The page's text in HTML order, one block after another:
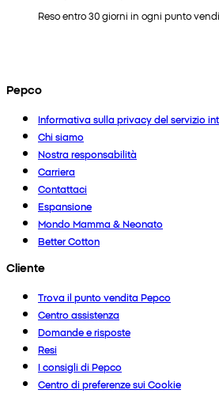
Reso entro 30 giorni in ogni punto
Pepco
Informativa sulla privacy del servizio
Chi siamo
Nostra responsabilità
Carriera
Contattaci
Espansione
Mondo Mamma & Neonato
Better Cotton
Cliente
Trova il punto vendita Pepco
Centro assistenza
Domande e risposte
Resi
I consigli di Pepco
Centro di preferenze sui Cookie